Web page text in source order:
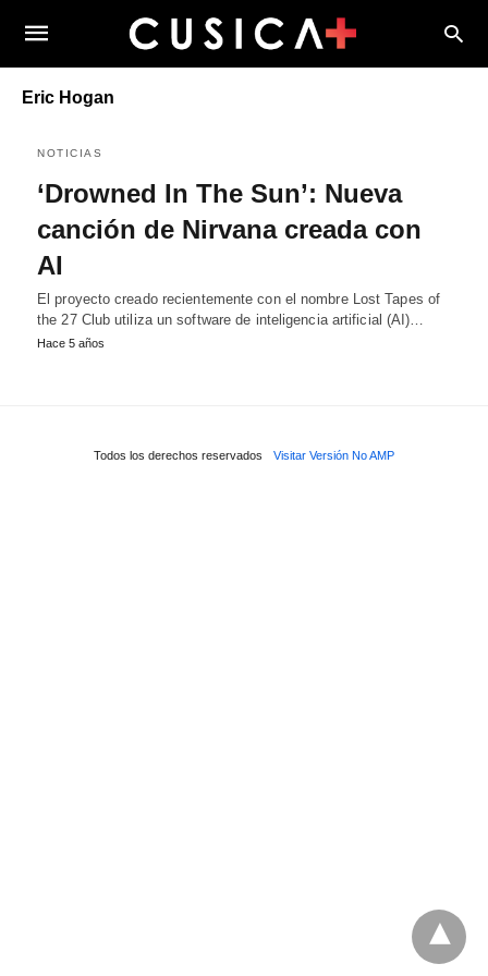
Eric Hogan
NOTICIAS
‘Drowned In The Sun’: Nueva
canción de Nirvana creada con
AI
El proyecto creado recientemente con el nombre Lost Tapes of
the 27 Club utiliza un software de inteligencia artificial (AI)…
Hace 5 años
Todos los derechos reservados Visitar Versión No AMP